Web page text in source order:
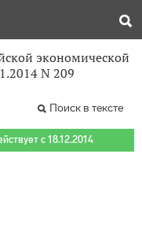
экономической
N 209
Поиск в тексте
с 18.12.2014